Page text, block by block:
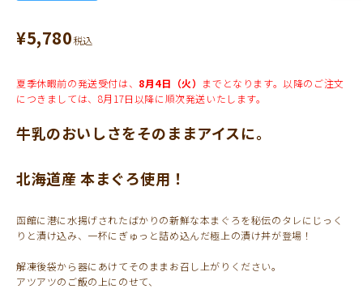
¥5,780税込
夏季休暇前の発送受付は、 8月4日（火） までとなります。以降のご注文
につきましては、8月17日以降に順次発送いたします。
牛乳のおいしさをそのままアイスに。
北海道産 本まぐろ使用！
函館に港に水揚げされたばかりの新鮮な本まぐろを秘伝のタレにじっく
りと漬け込み、一杯にぎゅっと詰め込んだ極上の漬け丼が登場！
解凍後袋から器にあけてそのままお召し上がりください。
アツアツのご飯の上にのせて、